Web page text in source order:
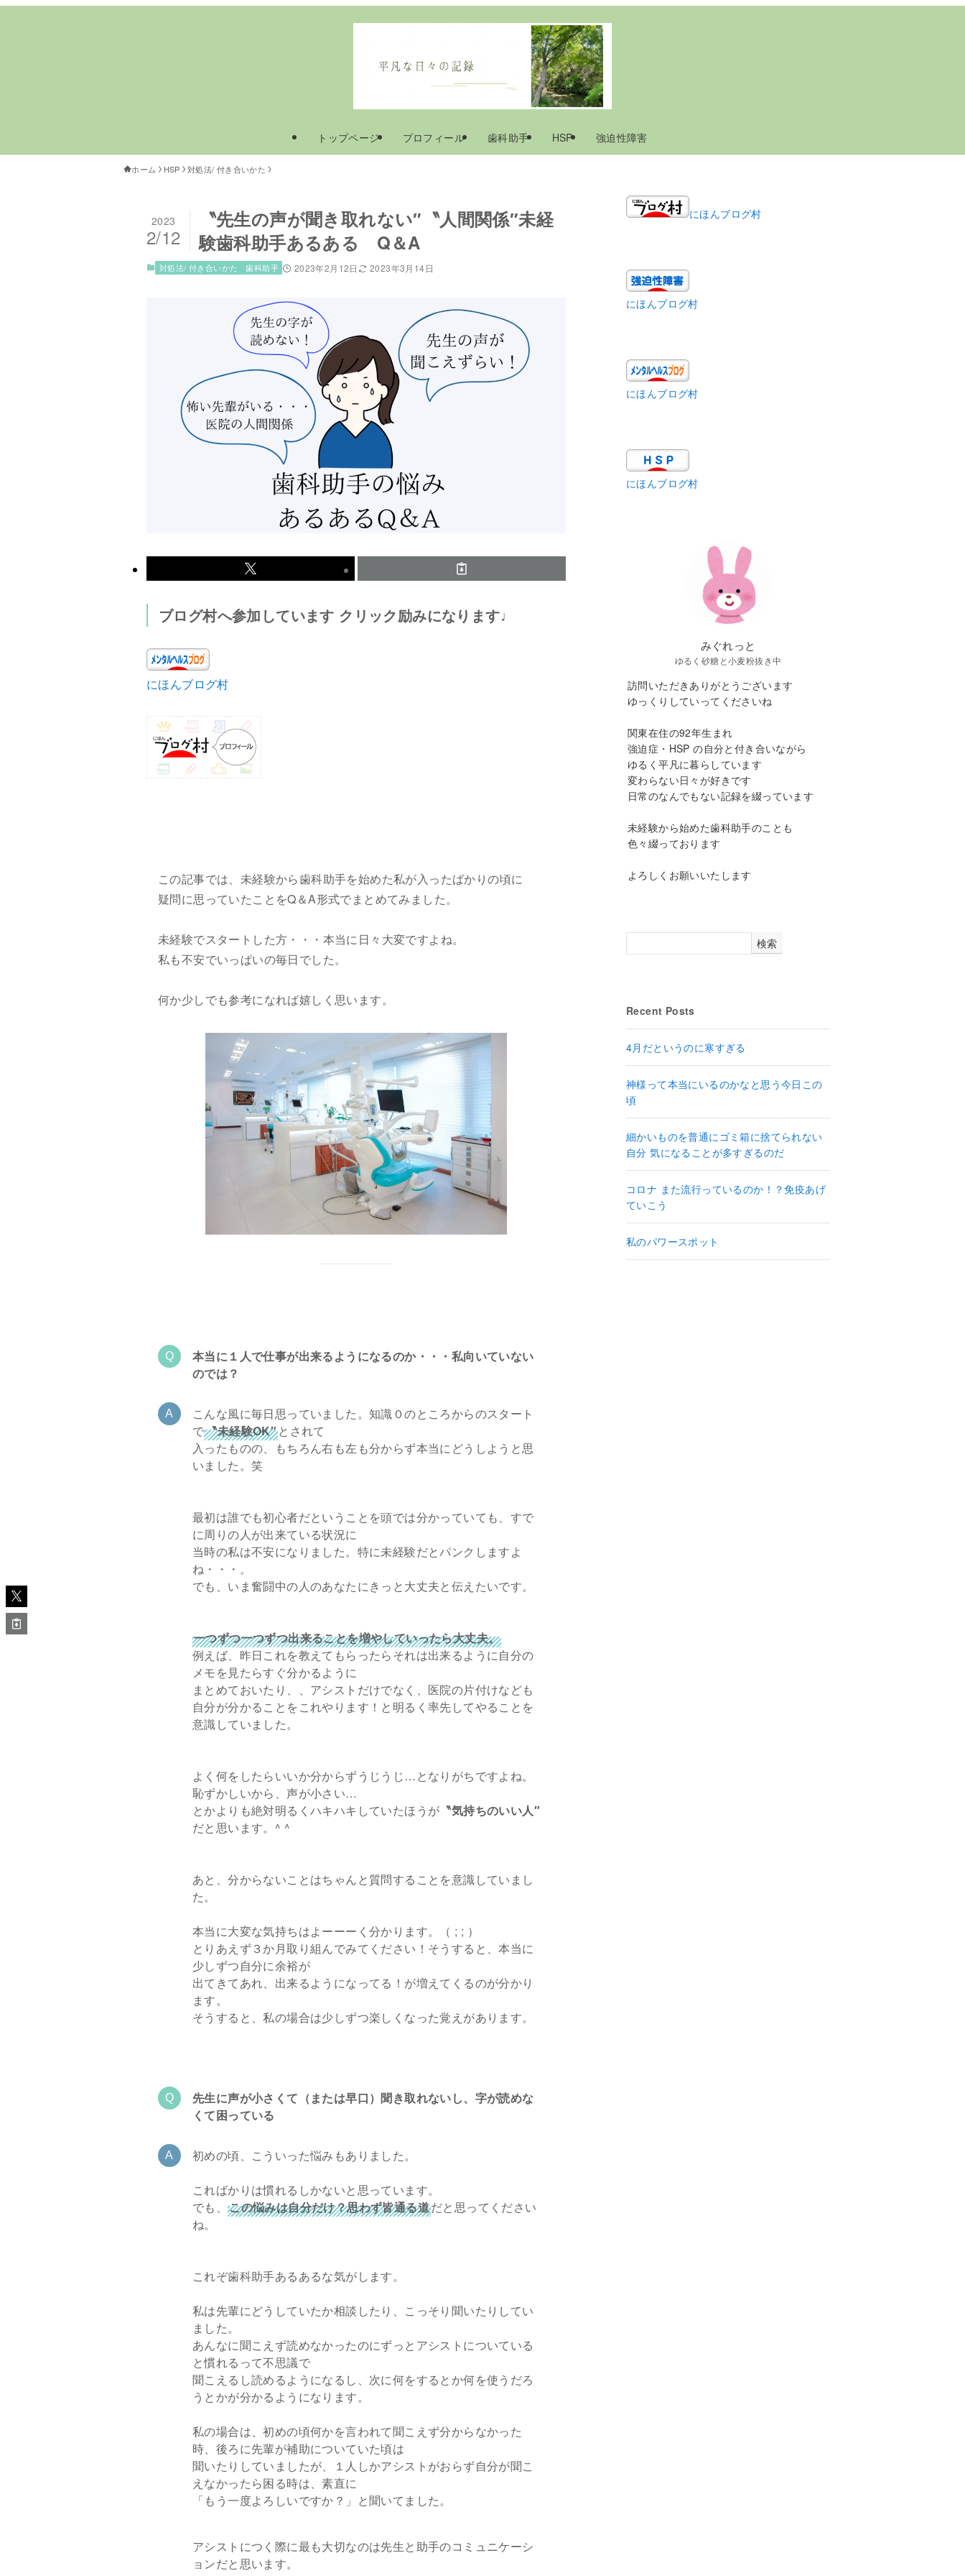
トップページ プロフィール 歯科助手 HSP 強迫性障害
ホーム HSP 対処法/ 付き合いかた
〝先生の声が聞き取れない″〝人間関係″未経
験歯科助手あるある Q＆A
2023
2/12
対処法/ 付き合いかた 歯科助手 2023年2月12日 2023年3月14日
ブログ村へ参加しています クリック励みになります♩
にほんブログ村
この記事では、未経験から歯科助手を始めた私が入ったばかりの頃に
疑問に思っていたことをQ＆A形式でまとめてみました。
未経験でスタートした方・・・本当に日々大変ですよね。
私も不安でいっぱいの毎日でした。
何か少しでも参考になれば嬉しく思います。
本当に１人で仕事が出来るようになるのか・・・私向いていない
のでは？
こんな風に毎日思っていました。知識０のところからのスタート
で〝未経験OK″ とされて
入ったものの、もちろん右も左も分からず本当にどうしようと思
いました。笑
最初は誰でも初心者だということを頭では分かっていても、すで
に周りの人が出来ている状況に
当時の私は不安になりました。特に未経験だとパンクしますよ
ね・・・。
でも、いま奮闘中の人のあなたにきっと大丈夫と伝えたいです。
一つずつ一つずつ出来ることを増やしていったら大丈夫。
例えば、昨日これを教えてもらったらそれは出来るように自分の
メモを見たらすぐ分かるように
まとめておいたり、、アシストだけでなく、医院の片付けなども
自分が分かることをこれやります！と明るく率先してやることを
意識していました。
よく何をしたらいいか分からずうじうじ…となりがちですよね。
恥ずかしいから、声が小さい…
とかよりも絶対明るくハキハキしていたほうが 〝気持ちのいい人″
だと思います。^ ^
あと、分からないことはちゃんと質問することを意識していまし
た。
本当に大変な気持ちはよーーーく分かります。（ ; ; ）
とりあえず３か月取り組んでみてください！そうすると、本当に
少しずつ自分に余裕が
出てきてあれ、出来るようになってる！が増えてくるのが分かり
ます。
そうすると、私の場合は少しずつ楽しくなった覚えがあります。
先生に声が小さくて（または早口）聞き取れないし、字が読めな
くて困っている
初めの頃、こういった悩みもありました。
こればかりは慣れるしかないと思っています。
でも、この悩みは自分だけ？思わず皆通る道だと思ってください
ね。
これぞ歯科助手あるあるな気がします。
私は先輩にどうしていたか相談したり、こっそり聞いたりしてい
ました。
あんなに聞こえず読めなかったのにずっとアシストについている
と慣れるって不思議で
聞こえるし読めるようになるし、次に何をするとか何を使うだろ
うとかが分かるようになります。
私の場合は、初めの頃何かを言われて聞こえず分からなかった
時、後ろに先輩が補助についていた頃は
聞いたりしていましたが、１人しかアシストがおらず自分が聞こ
えなかったら困る時は、素直に
「もう一度よろしいですか？」と聞いてました。
アシストにつく際に最も大切なのは先生と助手のコミュニケーシ
ョンだと思います。
にほんブログ村
にほんブログ村
にほんブログ村
にほんブログ村
みぐれっと
ゆるく砂糖と小麦粉抜き中
訪問いただきありがとうございます
ゆっくりしていってくださいね
関東在住の92年生まれ
強迫症・HSP の自分と付き合いながら
ゆるく平凡に暮らしています
変わらない日々が好きです
日常のなんでもない記録を綴っています
未経験から始めた歯科助手のことも
色々綴っております
よろしくお願いいたします
検索
Recent Posts
4月だというのに寒すぎる
神様って本当にいるのかなと思う今日この
頃
細かいものを普通にゴミ箱に捨てられない
自分 気になることが多すぎるのだ
コロナ また流行っているのか！？免疫あげ
ていこう
私のパワースポット